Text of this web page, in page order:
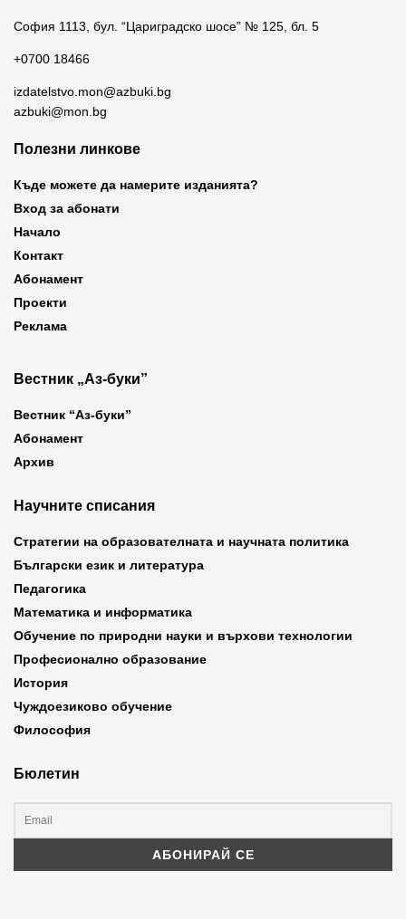
София 1113, бул. “Цариградско шосе” № 125, бл. 5
+0700 18466
izdatelstvo.mon@azbuki.bg
azbuki@mon.bg
Полезни линкове
Къде можете да намерите изданията?
Вход за абонати
Начало
Контакт
Абонамент
Проекти
Реклама
Вестник „Аз-буки”
Вестник “Аз-буки”
Абонамент
Архив
Научните списания
Стратегии на образователната и научната политика
Български език и литература
Педагогика
Математика и информатика
Обучение по природни науки и върхови технологии
Професионално образование
История
Чуждоезиково обучение
Философия
Бюлетин